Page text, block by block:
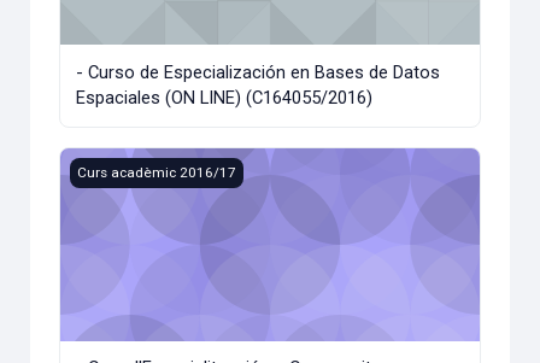
- Curso de Especialización en Bases de Datos
Espaciales (ON LINE) (C164055/2016)
- Curs d'Especialització en Community Management
Curs acadèmic 2016/17